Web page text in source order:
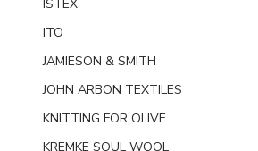
ÍSTEX
ITO
JAMIESON & SMITH
JOHN ARBON TEXTILES
KNITTING FOR OLIVE
KREMKE SOUL WOOL